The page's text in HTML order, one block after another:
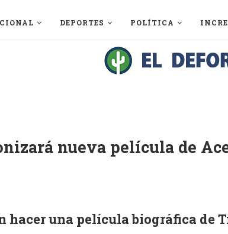
DEPORTES POLÍTICA
nueva película de
hacer una película biográfica de